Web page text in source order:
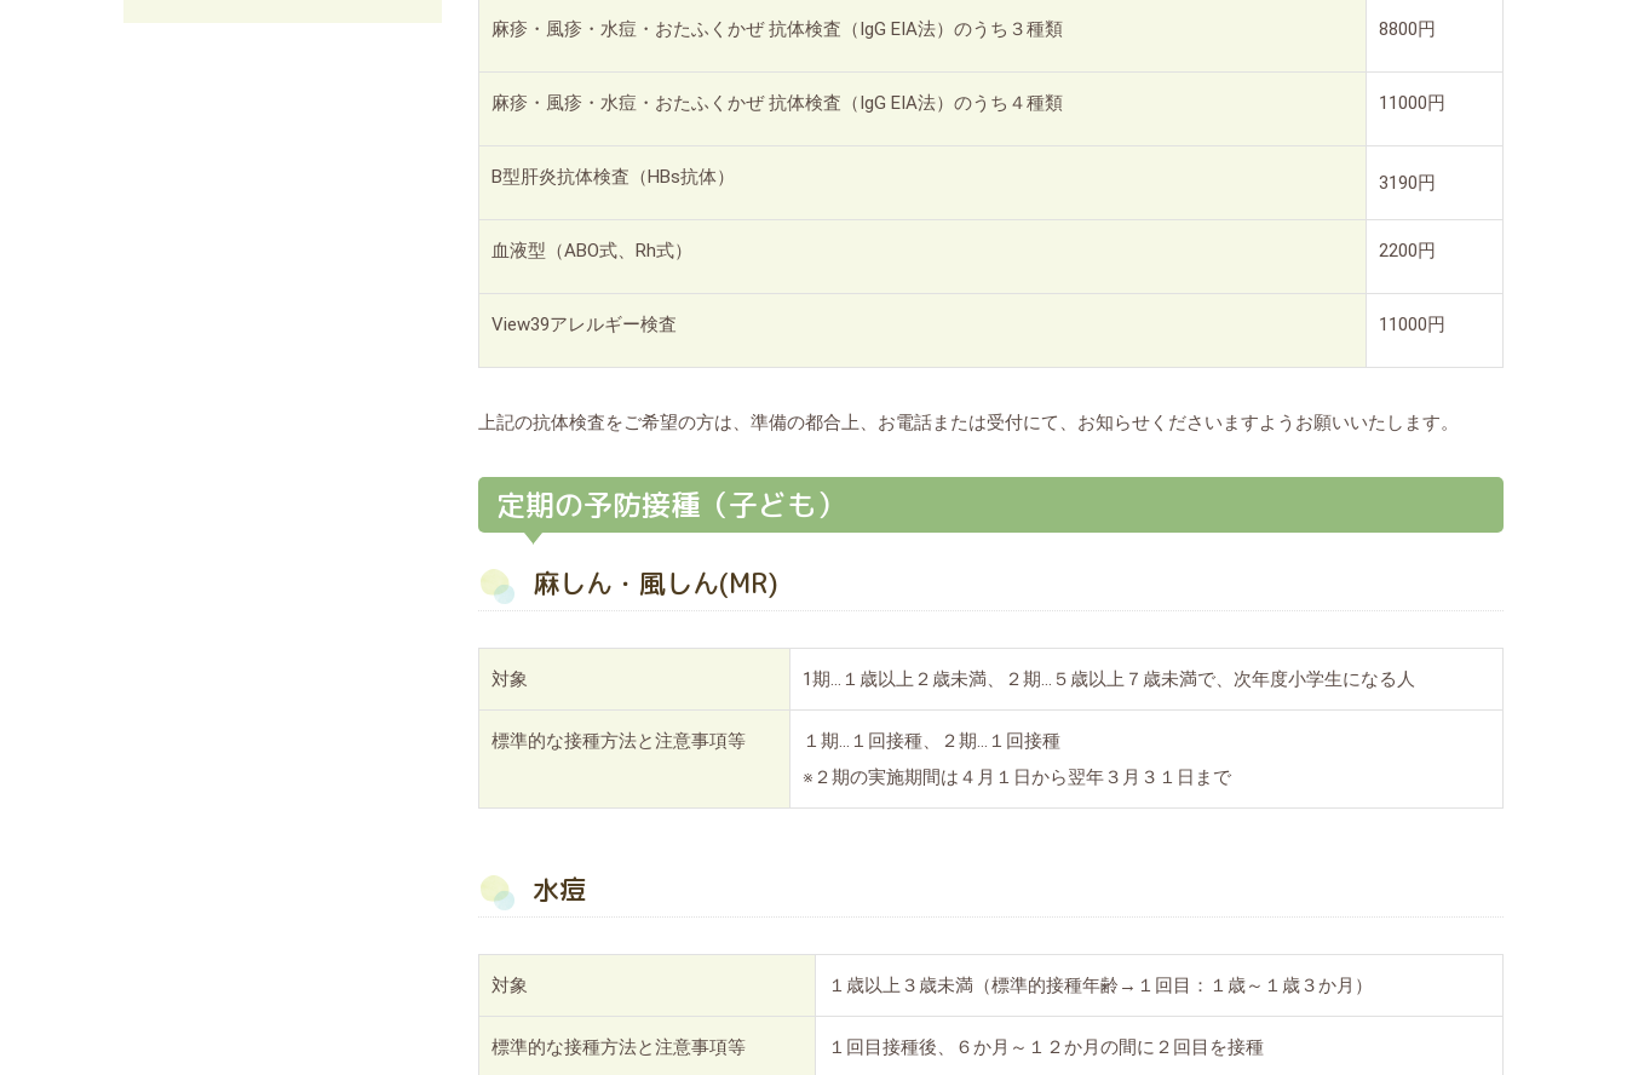
麻疹・風疹・水痘・おたふくかぜ 抗体検査（IgG EIA法）のうち３種類 8800円
麻疹・風疹・水痘・おたふくかぜ 抗体検査（IgG EIA法）のうち４種類 11000円
B型肝炎抗体検査（HBs抗体） 3190円
血液型（ABO式、Rh式） 2200円
View39アレルギー検査 11000円
上記の抗体検査をご希望の方は、準備の都合上、お電話または受付にて、お知らせくださいますようお願いいたします。
定期の予防接種（子ども）
麻しん・風しん(MR)
対象 1期…１歳以上２歳未満、２期…５歳以上７歳未満で、次年度小学生になる人
標準的な接種方法と注意事項等
１期…１回接種、２期…１回接種
※２期の実施期間は４月１日から翌年３月３１日まで
水痘
対象 １歳以上３歳未満（標準的接種年齢→１回目：１歳～１歳３か月）
標準的な接種方法と注意事項等 １回目接種後、６か月～１２か月の間に２回目を接種